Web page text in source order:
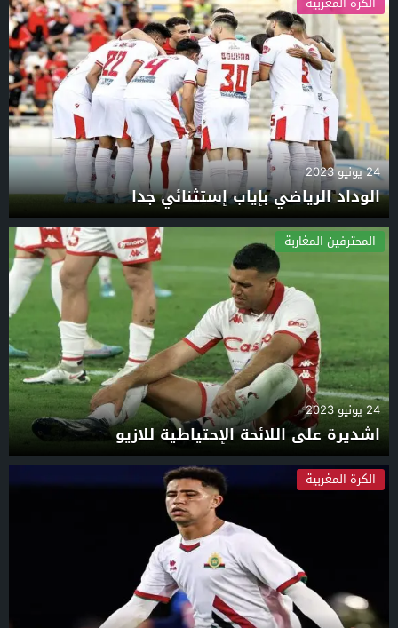
24 يونيو 2023
الوداد الرياضي بإياب إستثنائي جدا
المحترفين المغاربة
24 يونيو 2023
اشديرة على اللائحة الإحتياطية للازيو
الكرة المغربية